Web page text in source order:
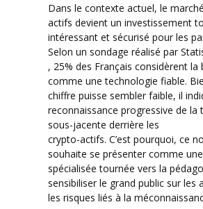
Dans le contexte actuel, le
actifs devient un investissement
intéressant et sécurisé pour les
Selon un sondage réalisé par
, 25% des Français considèrent la
comme une technologie fiable.
chiffre puisse sembler faible, il
reconnaissance progressive de la
sous-jacente derrière les
crypto-actifs. C’est pourquoi, ce
souhaite se présenter comme
spécialisée tournée vers la
sensibiliser le grand public sur les
les risques liés à la